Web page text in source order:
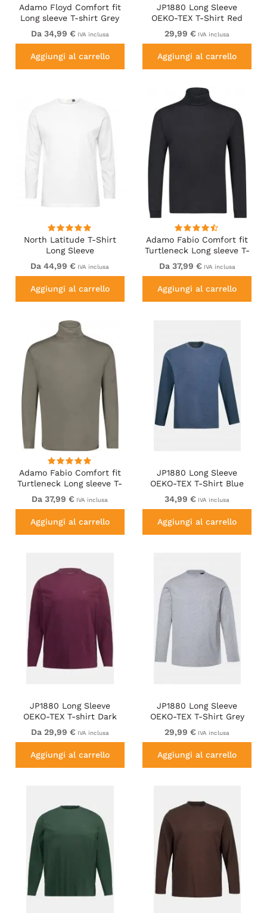
Adamo Floyd Comfort fit
Long sleeve T-shirt Grey
Da 34,99 € IVA inclusa
Aggiungi al carrello
JP1880 Long Sleeve
OEKO-TEX T-Shirt Red
29,99 € IVA inclusa
Aggiungi al carrello
North Latitude T-Shirt
Long Sleeve
Da 44,99 € IVA inclusa
Aggiungi al carrello
Adamo Fabio Comfort fit
Turtleneck Long sleeve T-
shirt Black
Da 37,99 € IVA inclusa
Aggiungi al carrello
Adamo Fabio Comfort fit
Turtleneck Long sleeve T-
shirt Khaki
Da 37,99 € IVA inclusa
Aggiungi al carrello
JP1880 Long Sleeve
OEKO-TEX T-Shirt Blue
Denim
34,99 € IVA inclusa
Aggiungi al carrello
JP1880 Long Sleeve
OEKO-TEX T-shirt Dark
Red
Da 29,99 € IVA inclusa
Aggiungi al carrello
JP1880 Long Sleeve
OEKO-TEX T-Shirt Grey
29,99 € IVA inclusa
Aggiungi al carrello